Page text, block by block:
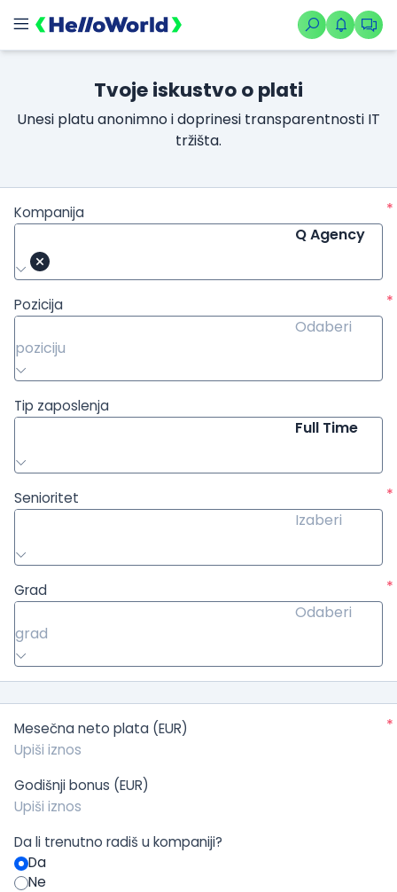
Tvoje iskustvo o plati
Unesi platu anonimno i doprinesi transparentnosti IT
tržišta.
Kompanija
*
Q Agency
Pozicija
*
Odaberi
poziciju
Tip zaposlenja
Full Time
Senioritet
*
Izaberi
Grad
*
Odaberi
grad
Mesečna neto plata (EUR) *
Godišnji bonus (EUR)
Da li trenutno radiš u kompaniji?
Da
Ne